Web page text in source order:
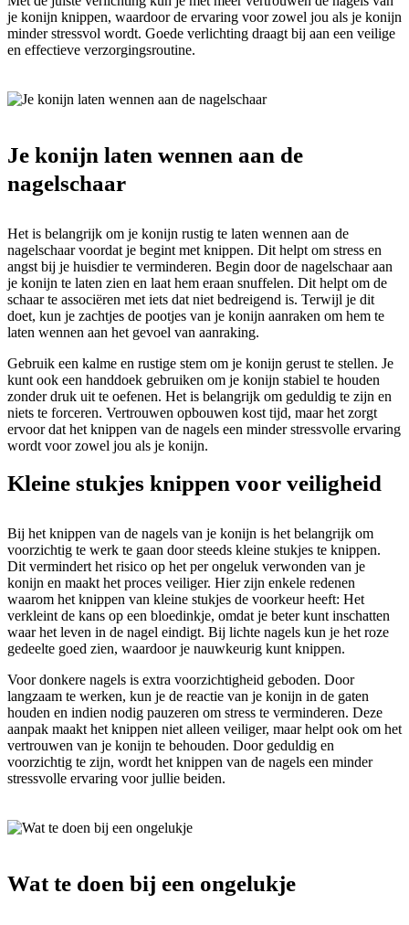
je konijn knippen, waardoor de ervaring voor zowel jou als je konijn
minder stressvol wordt. Goede verlichting draagt bij aan een veilige
en effectieve verzorgingsroutine.
Je konijn laten wennen aan de
nagelschaar
Het is belangrijk om je konijn rustig te laten wennen aan de
nagelschaar voordat je begint met knippen. Dit helpt om stress en
angst bij je huisdier te verminderen. Begin door de nagelschaar aan
je konijn te laten zien en laat hem eraan snuffelen. Dit helpt om de
schaar te associëren met iets dat niet bedreigend is. Terwijl je dit
doet, kun je zachtjes de pootjes van je konijn aanraken om hem te
laten wennen aan het gevoel van aanraking.
Gebruik een kalme en rustige stem om je konijn gerust te stellen. Je
kunt ook een handdoek gebruiken om je konijn stabiel te houden
zonder druk uit te oefenen. Het is belangrijk om geduldig te zijn en
niets te forceren. Vertrouwen opbouwen kost tijd, maar het zorgt
ervoor dat het knippen van de nagels een minder stressvolle ervaring
wordt voor zowel jou als je konijn.
Kleine stukjes knippen voor veiligheid
Bij het knippen van de nagels van je konijn is het belangrijk om
voorzichtig te werk te gaan door steeds kleine stukjes te knippen.
Dit vermindert het risico op het per ongeluk verwonden van je
konijn en maakt het proces veiliger. Hier zijn enkele redenen
waarom het knippen van kleine stukjes de voorkeur heeft: Het
verkleint de kans op een bloedinkje, omdat je beter kunt inschatten
waar het leven in de nagel eindigt. Bij lichte nagels kun je het roze
gedeelte goed zien, waardoor je nauwkeurig kunt knippen.
Voor donkere nagels is extra voorzichtigheid geboden. Door
langzaam te werken, kun je de reactie van je konijn in de gaten
houden en indien nodig pauzeren om stress te verminderen. Deze
aanpak maakt het knippen niet alleen veiliger, maar helpt ook om het
vertrouwen van je konijn te behouden. Door geduldig en
voorzichtig te zijn, wordt het knippen van de nagels een minder
stressvolle ervaring voor jullie beiden.
Wat te doen bij een ongelukje